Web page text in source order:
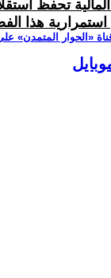
تحفظ
هذا
‫«الحوار المتمدن»